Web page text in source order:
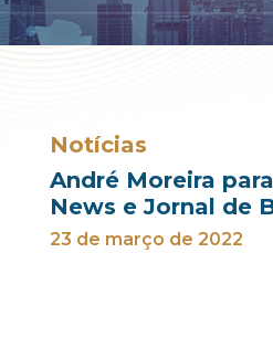
Notícias
André Moreira
News e Jornal de
23 de março de 2022